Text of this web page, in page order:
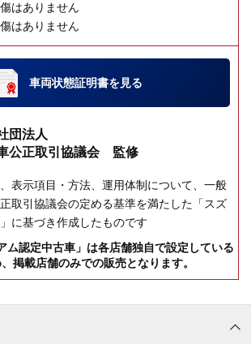
はありません
はありません
車両状態証明書を見る
団法人
公正取引協議会 監修
表示項目・方法、運用体制について、一般
取引協議会の定める基準を満たした「スズ
に基づき作成したものです
ム認定中古車」は各店舗独自で設定している
掲載店舗のみでの販売となります。